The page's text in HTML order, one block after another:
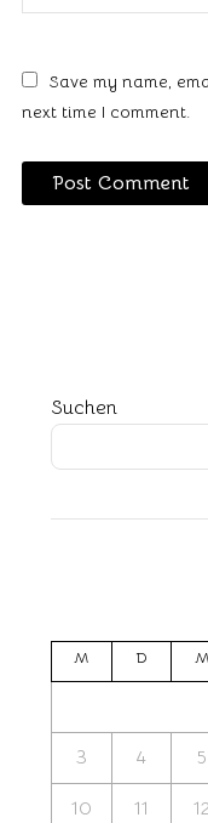
Save my name,
next time I comment.
Suchen
M D M
3 4 5
10 11